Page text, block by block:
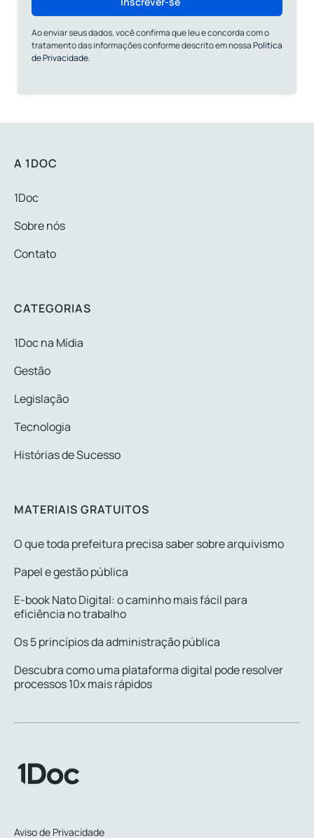
Ao enviar seus dados, você confirma que leu e concorda com o
tratamento das informações conforme descrito em nossaPolítica
de Privacidade.
A 1DOC
1Doc
Sobre nós
Contato
CATEGORIAS
1Doc na Mídia
Gestão
Legislação
Tecnologia
Histórias de Sucesso
MATERIAIS GRATUITOS
O que toda prefeitura precisa saber sobre arquivismo
Papel e gestão pública
E-book Nato Digital: o caminho mais fácil para
eficiência no trabalho
Os 5 princípios da administração pública
Descubra como uma plataforma digital pode resolver
processos 10x mais rápidos
Aviso de Privacidade